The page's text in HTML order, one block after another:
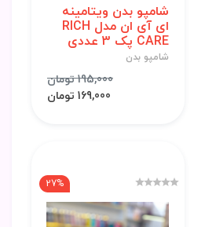
شامپو بدن ویتامینه
ای آی ان مدل RICH
CARE پک 3 عددی
شامپو بدن
195,000 تومان
169,000 تومان
27%